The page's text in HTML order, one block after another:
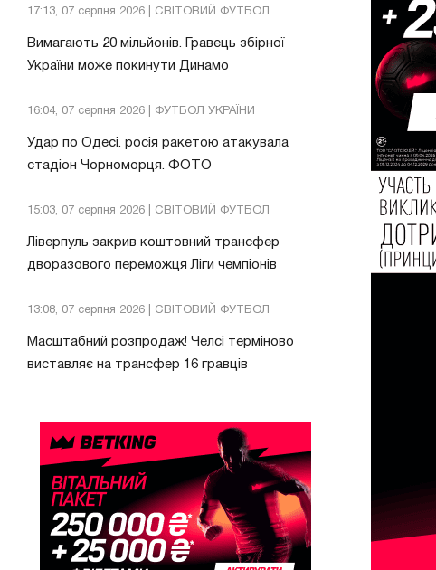
17:13, 07 серпня 2026 | СВІТОВИЙ ФУТБОЛ
Вимагають 20 мільйонів. Гравець збірної
України може покинути Динамо
16:04, 07 серпня 2026 | ФУТБОЛ УКРАЇНИ
Удар по Одесі. росія ракетою атакувала
стадіон Чорноморця. ФОТО
15:03, 07 серпня 2026 | СВІТОВИЙ ФУТБОЛ
Ліверпуль закрив коштовний трансфер
дворазового переможця Ліги чемпіонів
13:08, 07 серпня 2026 | СВІТОВИЙ ФУТБОЛ
Масштабний розпродаж! Челсі терміново
виставляє на трансфер 16 гравців